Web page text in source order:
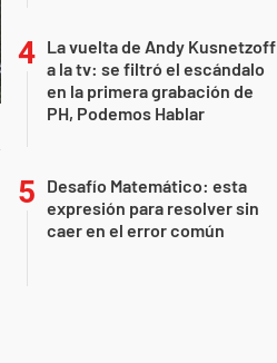
La vuelta de Andy Kusnetzoff
a la tv: se filtró el escándalo
en la primera grabación de
PH, Podemos Hablar
Desafío Matemático: esta
expresión para resolver sin
caer en el error común